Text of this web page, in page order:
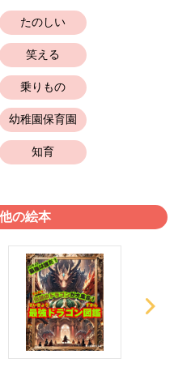
たのしい
笑える
乗りもの
幼稚園保育園
知育
の絵本